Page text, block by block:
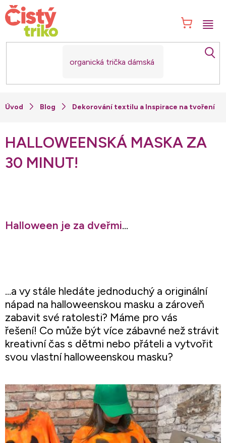
Přejít
na
obsah
Blog Dekorování textilu a Inspirace na tvoření
HALLOWEENSKÁ MASKA ZA
30 MINUT!
Halloween je za dveřmi...
...a vy stále hledáte jednoduchý a originální
nápad na halloweenskou masku a zároveň
zabavit své ratolesti? Máme pro vás
řešení! Co může být více zábavné než strávit
kreativní čas s dětmi nebo přáteli a vytvořit
svou vlastní halloweenskou masku?